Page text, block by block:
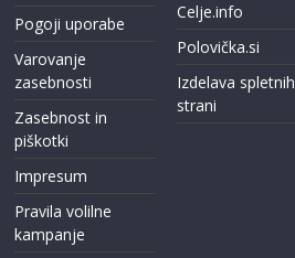
Pogoji uporabe
Varovanje
zasebnosti
Zasebnost in
piškotki
Impresum
Pravila volilne
kampanje
Celje.info
Polovička.si
Izdelava spletnih
strani